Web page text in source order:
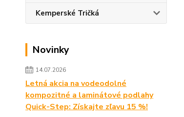
Kemperské Tričká
Novinky
14.07.2026
Letná akcia na vodeodolné
kompozitné a laminátové podlahy
Quick-Step: Získajte zľavu 15 %!